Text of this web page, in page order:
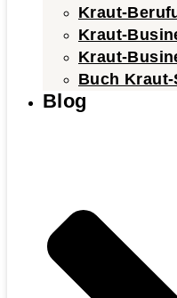
Kraut-
Kraut-
Kraut-
Buch
Blog